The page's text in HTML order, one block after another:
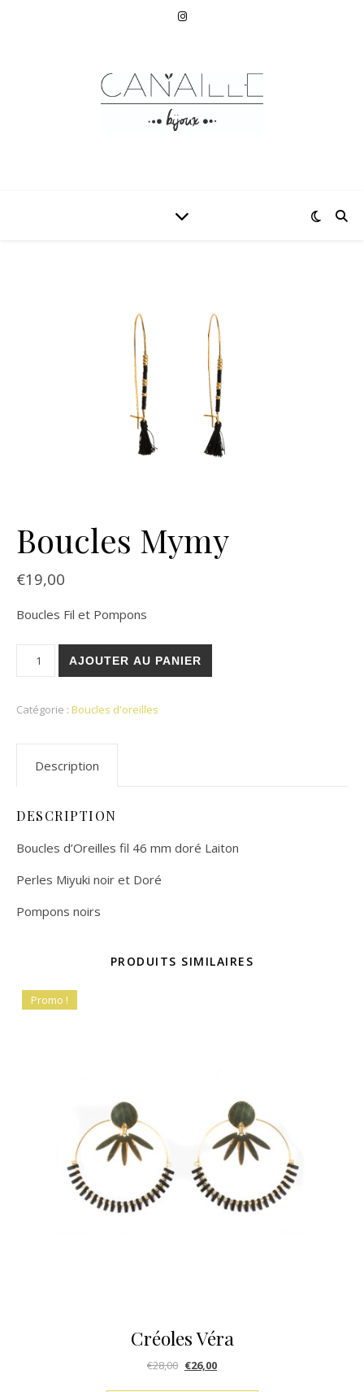
Boucles Mymy
€19,00
Boucles Fil et Pompons
quantité de Boucles Mymy
AJOUTER AU PANIER
Catégorie : Boucles d'oreilles
Description
DESCRIPTION
Boucles d’Oreilles fil 46 mm doré Laiton
Perles Miyuki noir et Doré
Pompons noirs
PRODUITS SIMILAIRES
Promo !
Créoles Véra
€28,00 €26,00